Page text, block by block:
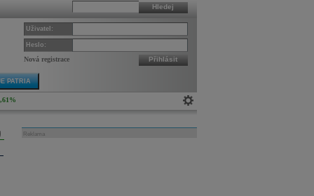
Hledej
Uživatel:
Heslo:
Nová registrace Přihlásit
PATRIA
Reklama